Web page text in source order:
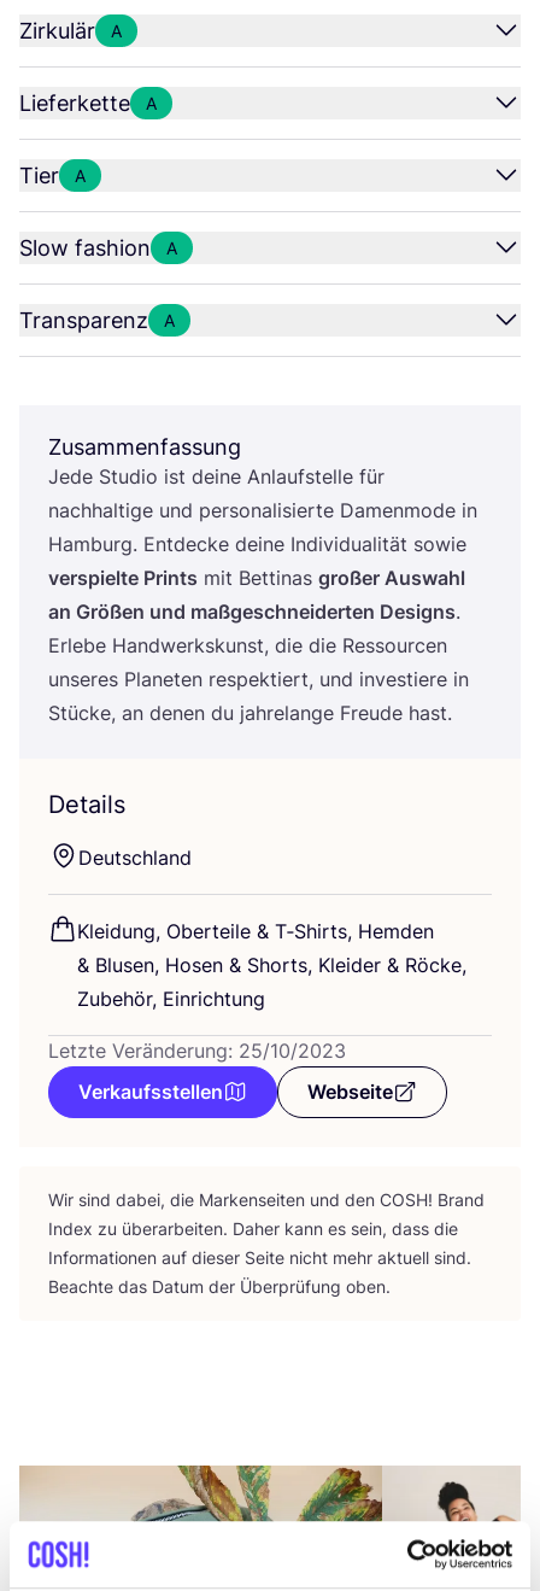
Zirkulär A
Lieferkette A
Tier A
Slow fashion A
Transparenz A
Zusammenfassung
Jede Stu­dio ist dei­ne Anlauf­stel­le für
nach­hal­ti­ge und per­so­na­li­sier­te Damen­mo­de in
Ham­burg. Ent­de­cke dei­ne Indi­vi­dua­li­tät sowie
ver­spiel­te Prints mit Bet­ti­nas gro­ßer Aus­wahl
an Grö­ßen und maß­ge­schnei­der­ten Designs.
Erle­be Hand­werks­kunst, die die Res­sour­cen
unse­res Pla­ne­ten respek­tiert, und inves­tie­re in
Stü­cke, an denen du jah­re­lan­ge Freu­de hast.
Details
Deutsch­land
Klei­dung, Ober­tei­le & T‑Shirts, Hem­den
& Blu­sen, Hosen & Shorts, Klei­der & Röcke,
Zube­hör, Einrichtung
Letzte Veränderung: 25/10/2023
Verkaufsstellen
Webseite
Wir sind dabei, die Mar­ken­sei­ten und den COSH! Brand
Index zu über­ar­bei­ten. Daher kann es sein, dass die
Infor­ma­tio­nen auf die­ser Sei­te nicht mehr aktu­ell sind.
Beach­te das Datum der Über­prü­fung oben.